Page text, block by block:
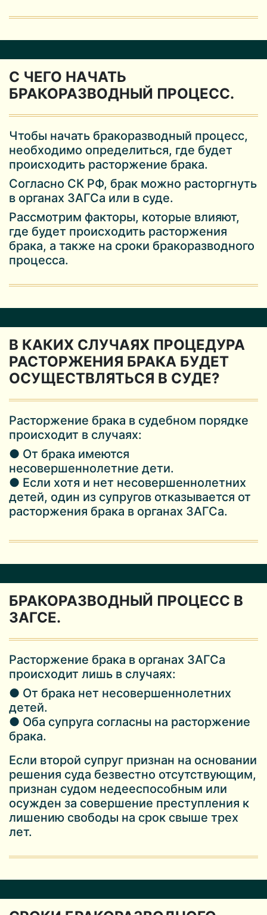
С ЧЕГО НАЧАТЬ
БРАКОРАЗВОДНЫЙ ПРОЦЕСС.
Чтобы начать бракоразводный процесс,
необходимо определиться, где будет
происходить расторжение брака.
Согласно СК РФ, брак можно расторгнуть
в органах ЗАГСа или в суде.
Рассмотрим факторы, которые влияют,
где будет происходить расторжения
брака, а также на сроки бракоразводного
процесса.
В КАКИХ СЛУЧАЯХ ПРОЦЕДУРА
РАСТОРЖЕНИЯ БРАКА БУДЕТ
ОСУЩЕСТВЛЯТЬСЯ В СУДЕ?
Расторжение брака в судебном порядке
происходит в случаях:
● От брака имеются
несовершеннолетние дети.
● Если хотя и нет несовершеннолетних
детей, один из супругов отказывается от
расторжения брака в органах ЗАГСа.
БРАКОРАЗВОДНЫЙ ПРОЦЕСС В
ЗАГСЕ.
Расторжение брака в органах ЗАГСа
происходит лишь в случаях:
● От брака нет несовершеннолетних
детей.
● Оба супруга согласны на расторжение
брака.
Если второй супруг признан на основании
решения суда безвестно отсутствующим,
признан судом недееспособным или
осужден за совершение преступления к
лишению свободы на срок свыше трех
лет.